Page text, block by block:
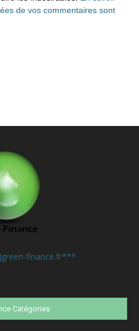
de vos commentaires sont
finance.fr***
Catégories